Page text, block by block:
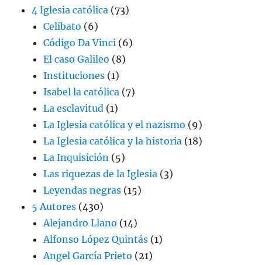
4 Iglesia católica (73)
Celibato (6)
Código Da Vinci (6)
El caso Galileo (8)
Instituciones (1)
Isabel la católica (7)
La esclavitud (1)
La Iglesia católica y el nazismo (9)
La Iglesia católica y la historia (18)
La Inquisición (5)
Las riquezas de la Iglesia (3)
Leyendas negras (15)
5 Autores (430)
Alejandro Llano (14)
Alfonso López Quintás (1)
Angel García Prieto (21)